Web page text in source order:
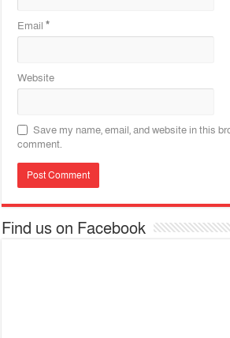
Email*
Website
Save my name, email, and website in this
comment.
Find us on Facebook